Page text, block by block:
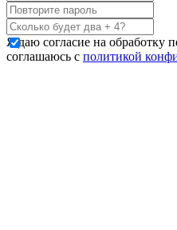
Я даю согласие на обработку
соглашаюсь с политикой